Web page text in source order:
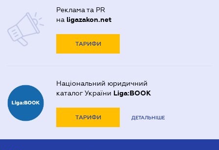
Реклама та PR
на ligazakon.net
ТАРИФИ
Національний юридичний
каталог України Liga:BOOK
ТАРИФИ ДЕТАЛЬНІШЕ